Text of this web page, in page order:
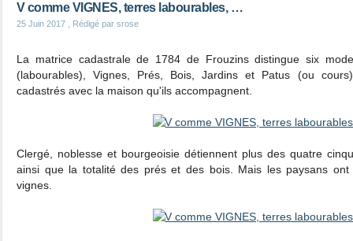
V comme VIGNES, terres labourables, …
25 Juin 2017 , Rédigé par srose
La matrice cadastrale de 1784 de Frouzins distingue six
(labourables), Vignes, Prés, Bois, Jardins et Patus (ou
cadastrés avec la maison qu'ils accompagnent.
Clergé, noblesse et bourgeoisie détiennent plus des quatre
ainsi que la totalité des prés et des bois. Mais les paysans
vignes.